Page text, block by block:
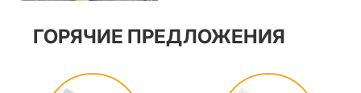
на ранних стадиях развивается
устойчивость к пестицидам.
ГОРЯЧИЕ ПРЕДЛОЖЕНИЯ